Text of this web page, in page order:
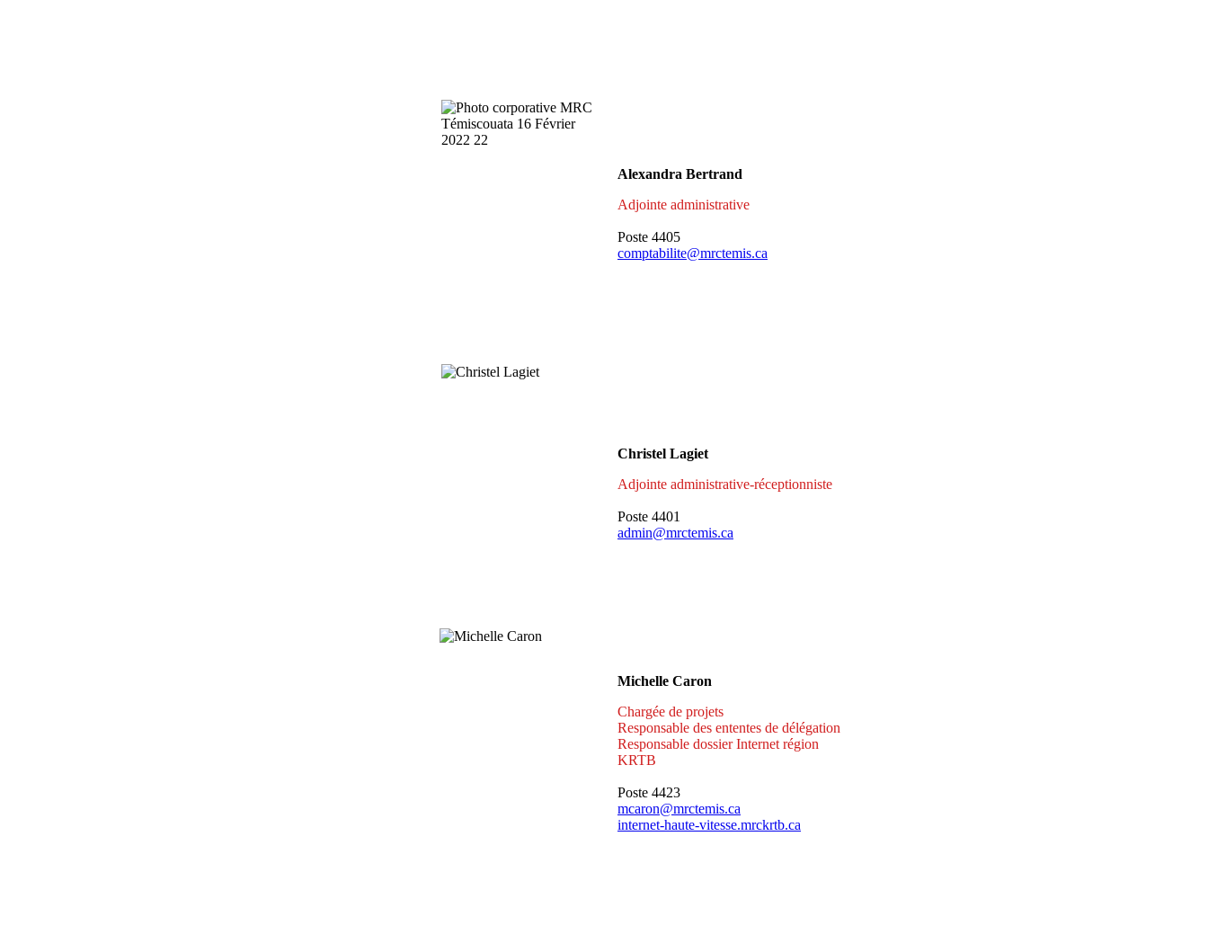
Alexandra Bertrand
Adjointe administrative
Poste 4405
comptabilite@mrctemis.ca
Christel Lagiet
Adjointe administrative-réceptionniste
Poste 4401
admin@mrctemis.ca
Michelle Caron
Chargée de projets
Responsable des ententes de délégation
Responsable dossier Internet région
KRTB
Poste 4423
mcaron@mrctemis.ca
internet-haute-vitesse.mrckrtb.ca